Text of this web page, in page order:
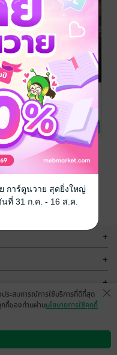
เพราะรักร้าย
ALASHAN
นิยายโรมานซ์
4 Rating
+
+
+
วิธีการใช้งาน ติดต่อเรา
ระสบการณ์การใช้บริการที่ดีที่สุด
กี้ของท่านผ่านนโยบายการใช้คุกกี้
การ์ตูนวาย สุดยิ่งใหญ่
ที่ 31 ก.ค. - 16 ส.ค.